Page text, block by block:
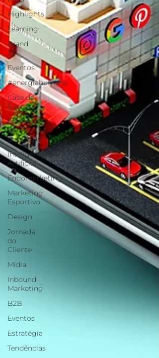
Highlights
Learning
Brand
XP
Eventos
#energiahumana
Case de
Sucesso
Marketing
de
Conteúdo
Inteligência
Artificial
Endomarketing
Marketing
Esportivo
Design
Jornada
do
Cliente
Mídia
Inbound
Marketing
B2B
Eventos
Estratégia
Tendências